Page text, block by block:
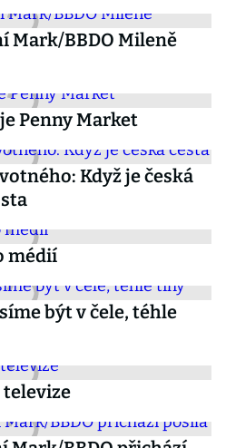
Mark/BBDO Mileně
Penny Market
Když je česká
médií
být v čele, téhle
televize